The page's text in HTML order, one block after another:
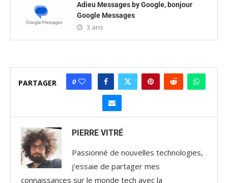
Adieu Messages by Google, bonjour
Google Messages
3 ans
PARTAGER 0
PIERRE VITRÉ
Passionné de nouvelles technologies,
j'essaie de partager mes
connaissances sur le monde tech avec la